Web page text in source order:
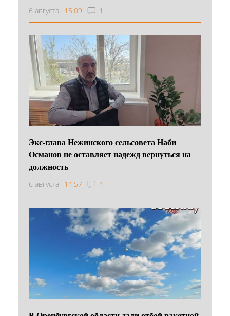
6 августа 15:09 1
Экс-глава Нежинского сельсовета Наби
Османов не оставляет надежд вернуться на
должность
6 августа 14:57 4